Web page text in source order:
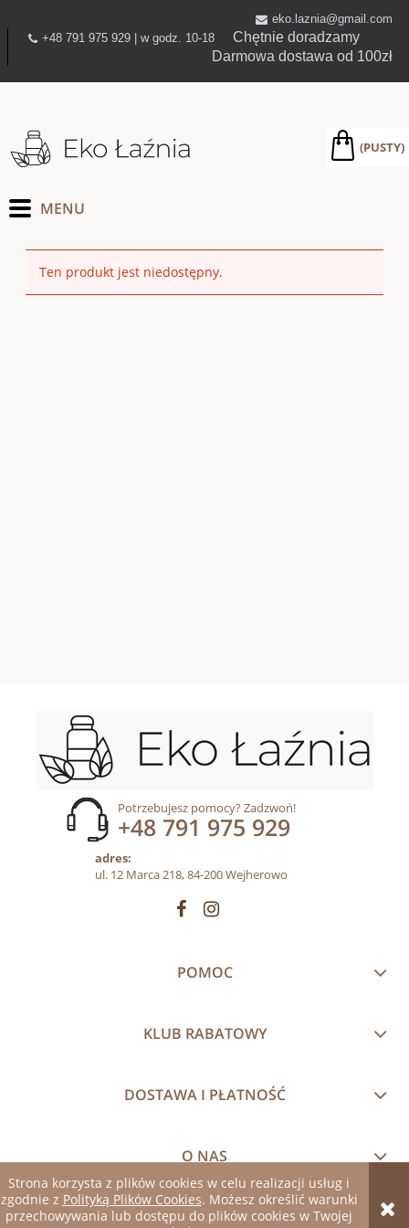
Strona korzysta z plików cookies w celu realizacji usług i
zgodnie z Polityką Plików Cookies. Możesz określić warunki
przechowywania lub dostępu do plików cookies w Twojej
eko.laznia@gmail.com
+48 791 975 929 | w godz. 10-18 Chętnie doradzamy
Darmowa dostawa od 100zł
(PUSTY)
Ten produkt jest niedostępny.
Potrzebujesz pomocy? Zadzwoń!
+48 791 975 929
adres:
ul. 12 Marca 218, 84-200 Wejherowo
POMOC
KLUB RABATOWY
DOSTAWA I PŁATNOŚĆ
O NAS
pokaż pełną wersję strony